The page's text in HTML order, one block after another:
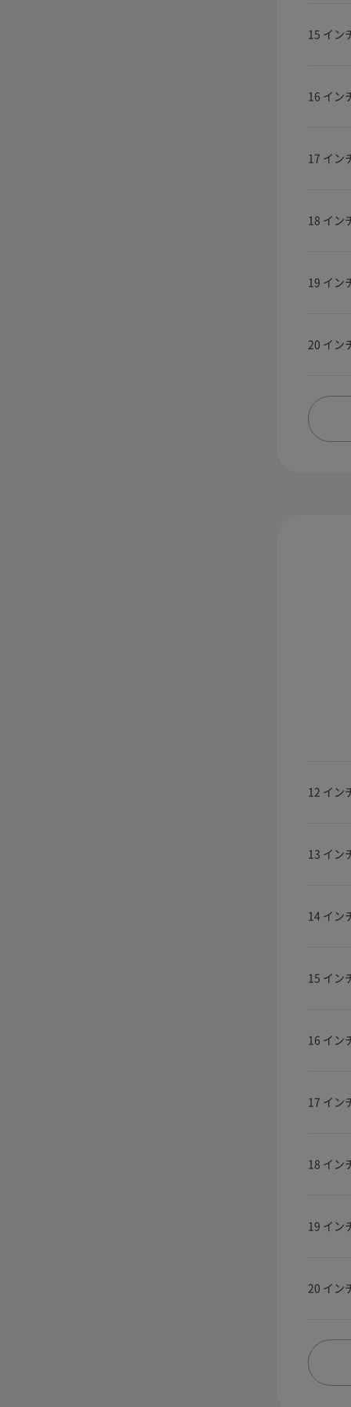
15 イン
16 イン
17 イン
18 イン
19 イン
20 イン
12 イン
13 イン
14 イン
15 イン
16 イン
17 イン
18 イン
19 イン
20 イン